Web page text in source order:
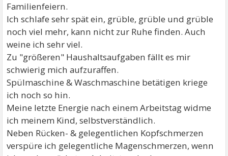
Familienfeiern.
Ich schlafe sehr spät ein, grüble, grüble und grüble
noch viel mehr, kann nicht zur Ruhe finden. Auch
weine ich sehr viel.
Zu "größeren" Haushaltsaufgaben fällt es mir
schwierig mich aufzuraffen.
Spülmaschine & Waschmaschine betätigen kriege
ich noch so hin.
Meine letzte Energie nach einem Arbeitstag widme
ich meinem Kind, selbstverständlich.
Neben Rücken- & gelegentlichen Kopfschmerzen
verspüre ich gelegentliche Magenschmerzen, wenn